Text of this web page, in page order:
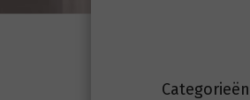
Categorieën